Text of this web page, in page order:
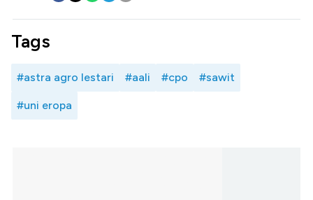
Tags
#astra agro lestari #aali #cpo #sawit
#uni eropa